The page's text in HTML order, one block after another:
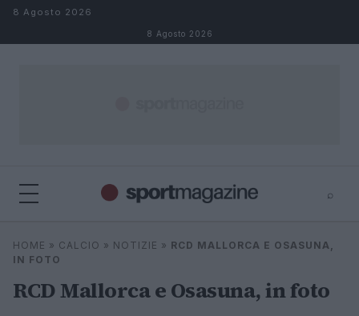
Salta al contenuto
8 Agosto 2026
8 Agosto 2026
⌕
Cerca
⌕
HOME » CALCIO » NOTIZIE » RCD MALLORCA E OSASUNA,
IN FOTO
RCD Mallorca e Osasuna, in foto